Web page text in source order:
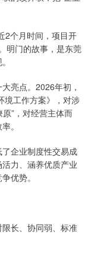
2个月时间，项目开
明门的故事，是东莞
亮点。2026年初，
境工作方案》，对涉
”，对经营主体而
。
企业制度性交易成
力、涵养优质产业
优势。
长、协同弱、标准